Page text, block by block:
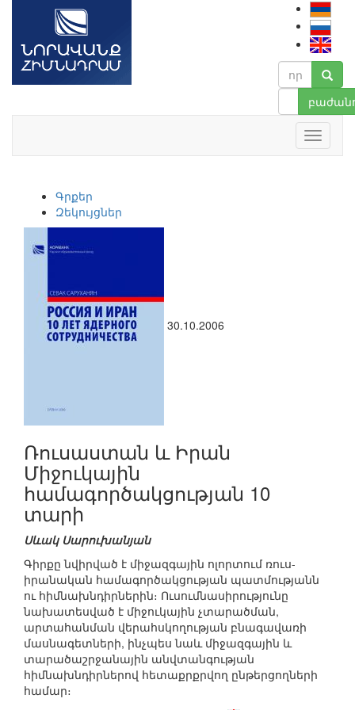
Գրքեր
Զեկույցներ
30.10.2006
Ռուսաստան և Իրան
Միջուկային
համագործակցության 10
տարի
Սևակ Սարուխանյան
Գիրքը նվիրված է միջազգային ոլորտում ռուս-
իրանական համագործակցության պատմությանն
ու հիմնախնդիրներին։ Ուսումնասիրությունը
նախատեսված է միջուկային չտարածման,
արտահանման վերահսկողության բնագավառի
մասնագետների, ինչպես նաև միջազգային և
տարածաշրջանային անվտանգության
հիմնախնդիրներով հետաքրքրվող ընթերցողների
համար։